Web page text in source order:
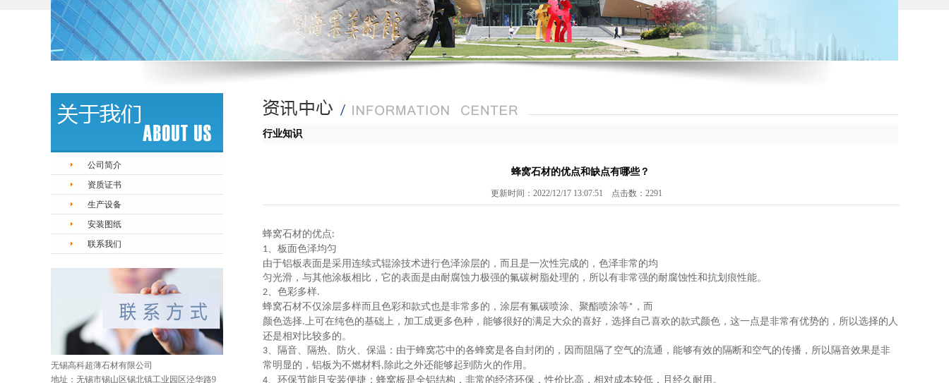
公司简介
资质证书
生产设备
安装图纸
联系我们
无锡高科超薄石材有限公司
地址：无锡市锡山区锡北镇工业园区泾华路9
行业知识
蜂窝石材的优点和缺点有哪些？
更新时间：2022/12/17 13:07:51 点击数：2291
蜂窝石材的优点:
1、板面色泽均匀
由于铝板表面是采用连续式辊涂技术进行色泽涂层的，而且是一次性完成的，色泽非常的均
匀光滑，与其他涂板相比，它的表面是由耐腐蚀力极强的氟碳树脂处理的，所以有非常强的耐腐蚀性和抗划痕性能。
2、色彩多样.
蜂窝石材不仅涂层多样而且色彩和款式也是非常多的，涂层有氟碳喷涂、聚酯喷涂等* ，而
颜色选择.上可在纯色的基础上，加工成更多色种，能够很好的满足大众的喜好，选择自己喜欢的款式颜色，这一点是非常有优势的，所以选择的人
还是相对比较多的。
3、隔音、隔热、防火、保温 ： 由于蜂窝芯中的各蜂窝是各自封闭的，因而阻隔了空气的流通，能够有效的隔断和空气的传播，所以隔音效果是非
常明显的，铝板为不燃材料, 除此之外还能够起到防火的作用。
4、环保节能且安装便捷 ： 蜂窝板是全铝结构，非常的经济环保，性价比高，相对成本较低，且经久耐用。